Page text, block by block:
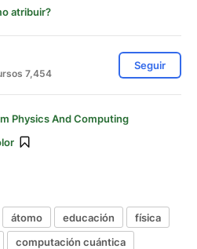
atribuir?
7,454
Seguir
Physics And Computing
átomo educación
física
computación cuántica